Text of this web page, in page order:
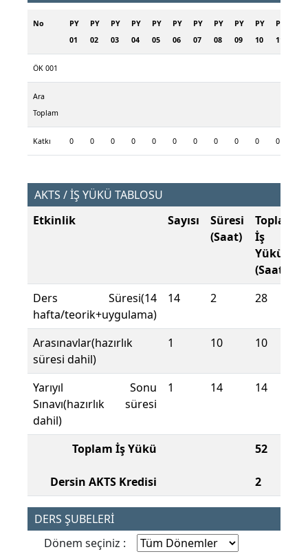
No
PY
01
PY
02
PY
03
PY
04
PY
05
PY
06
PY
07
PY
08
PY
09
PY
10
PY
11
ÖK 001
Ara
Toplam
Katkı 0 0 0 0 0 0 0 0 0 0 0
AKTS / İŞ YÜKÜ TABLOSU
Etkinlik
Sayısı
Süresi
(Saat)
Toplam
İş
Yükü
(Saat)
Ders Süresi(14
hafta/teorik+uygulama)
14 2 28
Arasınavlar(hazırlık
süresi dahil)
1 10 10
Yarıyıl Sonu
Sınavı(hazırlık süresi
dahil)
1 14 14
Toplam İş Yükü
Dersin AKTS Kredisi
52
2
DERS ŞUBELERİ
Dönem seçiniz :